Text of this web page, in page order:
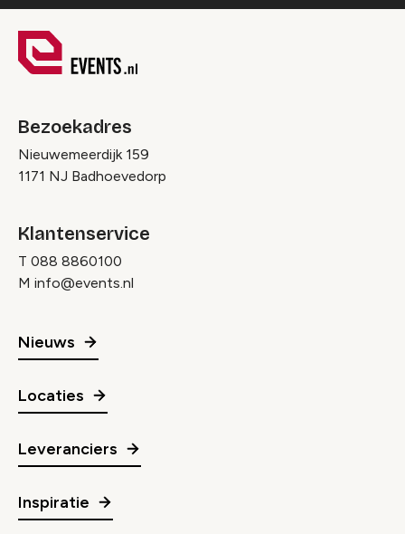
Bezoekadres
Nieuwemeerdijk 159
1171 NJ Badhoevedorp
Klantenservice
T 088 8860100
M info@events.nl
Nieuws
Locaties
Leveranciers
Inspiratie